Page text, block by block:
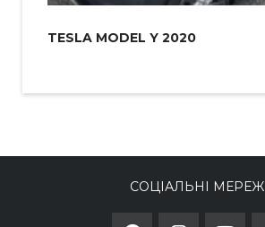
TESLA MODEL Y 2020
СОЦІАЛЬНІ